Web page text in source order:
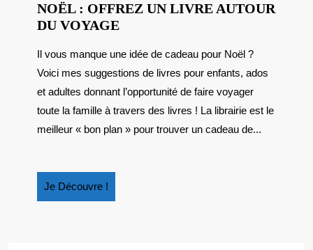
NOËL : OFFREZ UN LIVRE AUTOUR
DU VOYAGENOËL
OFFREZ
UN
LIVRE
AUTOUR
DU
Il vous manque une idée de cadeau pour Noël ?
Voici mes suggestions de livres pour enfants, ados
et adultes donnant l’opportunité de faire voyager
toute la famille à travers des livres ! La librairie est le
meilleur « bon plan » pour trouver un cadeau de...
Je Découvre !
Découvre